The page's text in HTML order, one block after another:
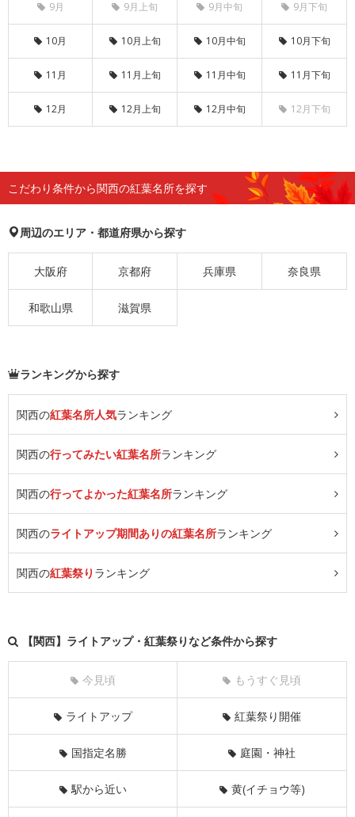
9月 9月上旬 9月中旬 9月下旬
10月 10月上旬 10月中旬 10月下旬
11月 11月上旬 11月中旬 11月下旬
12月 12月上旬 12月中旬 12月下旬
こだわり条件から関西の紅葉名所を探す
周辺のエリア・都道府県から探す
大阪府 京都府 兵庫県 奈良県
和歌山県 滋賀県
ランキングから探す
関西の紅葉名所人気ランキング
関西の行ってみたい紅葉名所ランキング
関西の行ってよかった紅葉名所ランキング
関西のライトアップ期間ありの紅葉名所ランキング
関西の紅葉祭り ランキング
【関西】ライトアップ・紅葉祭りなど条件から探す
今見頃 もうすぐ見頃
ライトアップ 紅葉祭り開催
国指定名勝 庭園・神社
駅から近い 黄(イチョウ等)